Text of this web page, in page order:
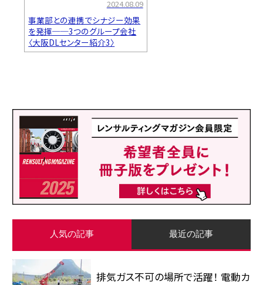
2024.08.09
事業部との連携でシナジー効果
を発揮──3つのグループ会社
〈大阪DLセンター紹介3〉
人気の記事 最近の記事
排気ガス不可の場所で活躍！ 電動カ